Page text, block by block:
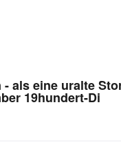
als eine uralte
19hundert-Di